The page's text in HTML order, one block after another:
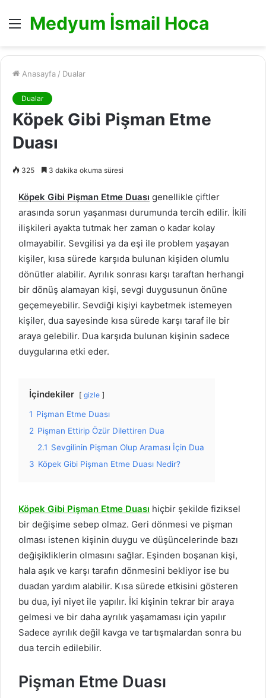
MenüMedyum İsmail Hoca
Anasayfa / Dualar
Dualar
Köpek Gibi Pişman Etme
Duası
325 3 dakika okuma süresi
Köpek Gibi Pişman Etme Duası genellikle çiftler
arasında sorun yaşanması durumunda tercih edilir. İkili
ilişkileri ayakta tutmak her zaman o kadar kolay
olmayabilir. Sevgilisi ya da eşi ile problem yaşayan
kişiler, kısa sürede karşıda bulunan kişiden olumlu
dönütler alabilir. Ayrılık sonrası karşı taraftan herhangi
bir dönüş alamayan kişi, sevgi duygusunun önüne
geçemeyebilir. Sevdiği kişiyi kaybetmek istemeyen
kişiler, dua sayesinde kısa sürede karşı taraf ile bir
araya gelebilir. Dua karşıda bulunan kişinin sadece
duygularına etki eder.
İçindekiler gizle
1 Pişman Etme Duası
2 Pişman Ettirip Özür Dilettiren Dua
2.1 Sevgilinin Pişman Olup Araması İçin Dua
3 Köpek Gibi Pişman Etme Duası Nedir?
Köpek Gibi Pişman Etme Duası hiçbir şekilde fiziksel
bir değişime sebep olmaz. Geri dönmesi ve pişman
olması istenen kişinin duygu ve düşüncelerinde bazı
değişikliklerin olmasını sağlar. Eşinden boşanan kişi,
hala aşık ve karşı tarafın dönmesini bekliyor ise bu
duadan yardım alabilir. Kısa sürede etkisini gösteren
bu dua, iyi niyet ile yapılır. İki kişinin tekrar bir araya
gelmesi ve bir daha ayrılık yaşamaması için yapılır
Sadece ayrılık değil kavga ve tartışmalardan sonra bu
dua tercih edilebilir.
Pişman Etme Duası